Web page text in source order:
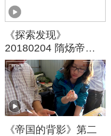
《探索发现》
20180204 隋炀帝皇
后凤冠修复纪实
（下）
《帝国的背影》第二